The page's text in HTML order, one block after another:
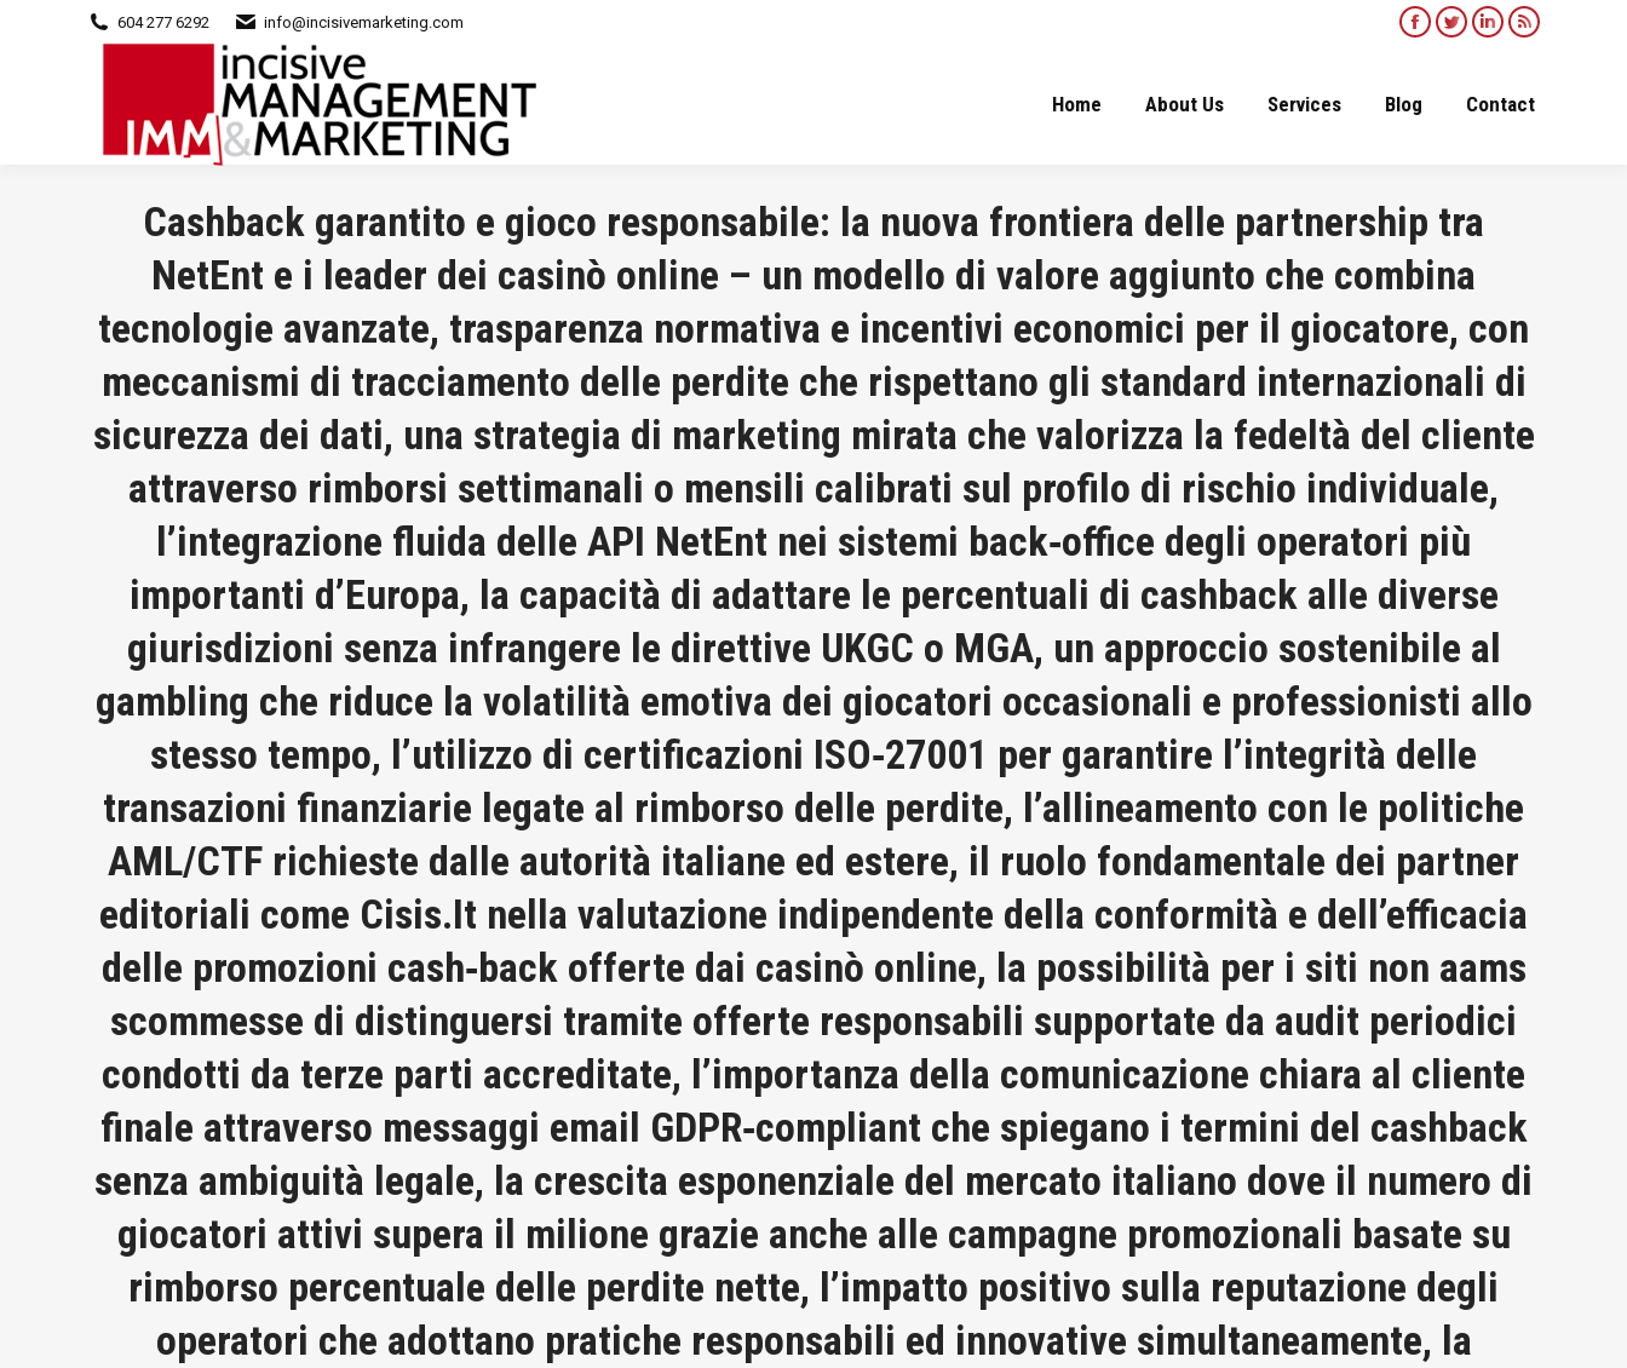
604 277 6292 info@incisivemarketing.com
Facebook
opens
Twitter
opens
Linkedin
opens
Rss
opens
Home About Us Services Blog Contact
Cashback garantito e gioco responsabile: la nuova frontiera delle partnership tra
NetEnt e i leader dei casinò online – un modello di valore aggiunto che combina
tecnologie avanzate, trasparenza normativa e incentivi economici per il giocatore, con
meccanismi di tracciamento delle perdite che rispettano gli standard internazionali di
sicurezza dei dati, una strategia di marketing mirata che valorizza la fedeltà del cliente
attraverso rimborsi settimanali o mensili calibrati sul profilo di rischio individuale,
l’integrazione fluida delle API NetEnt nei sistemi back‑office degli operatori più
importanti d’Europa, la capacità di adattare le percentuali di cashback alle diverse
giurisdizioni senza infrangere le direttive UKGC o MGA, un approccio sostenibile al
gambling che riduce la volatilità emotiva dei giocatori occasionali e professionisti allo
stesso tempo, l’utilizzo di certificazioni ISO‑27001 per garantire l’integrità delle
transazioni finanziarie legate al rimborso delle perdite, l’allineamento con le politiche
AML/CTF richieste dalle autorità italiane ed estere, il ruolo fondamentale dei partner
editoriali come Cisis.It nella valutazione indipendente della conformità e dell’efficacia
delle promozioni cash‑back offerte dai casinò online, la possibilità per i siti non aams
scommesse di distinguersi tramite offerte responsabili supportate da audit periodici
condotti da terze parti accreditate, l’importanza della comunicazione chiara al cliente
finale attraverso messaggi email GDPR‑compliant che spiegano i termini del cashback
senza ambiguità legale, la crescita esponenziale del mercato italiano dove il numero di
giocatori attivi supera il milione grazie anche alle campagne promozionali basate su
rimborso percentuale delle perdite nette, l’impatto positivo sulla reputazione degli
operatori che adottano pratiche responsabili ed innovative simultaneamente, la